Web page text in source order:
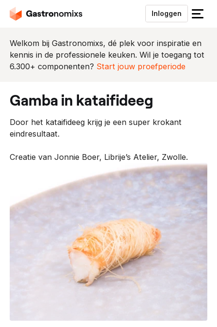
Inloggen
S
u
i
Welkom bij Gastronomixs, dé plek voor inspiratie en
kennis in de professionele keuken. Wil je toegang tot
6.300+ componenten? Start jouw proefperiode
gamba in kataifideeg
Door het kataifideeg krijg je een super krokant
eindresultaat.
Creatie van Jonnie Boer, Librije’s Atelier, Zwolle.